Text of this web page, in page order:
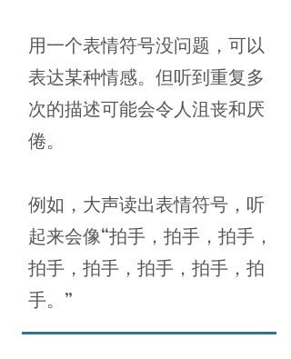
用一个表情符号没问题，可以
表达某种情感。但听到重复多
次的描述可能会令人沮丧和厌
倦。
例如，大声读出表情符号，听
起来会像“拍手，拍手，拍手，
拍手，拍手，拍手，拍手，拍
手。”